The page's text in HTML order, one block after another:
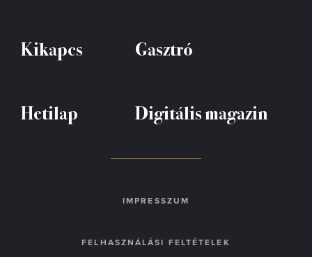
Kikapcs Gasztró
Hetilap Digitális magazin
IMPRESSZUM
FELHASZNÁLÁSI FELTÉTELEK